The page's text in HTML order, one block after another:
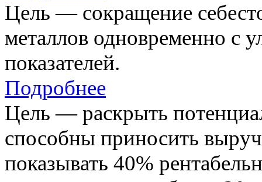
Цель — сокращение
металлов одновременно с
показателей.
Подробнее
Цель — раскрыть
способны приносить
показывать 40%